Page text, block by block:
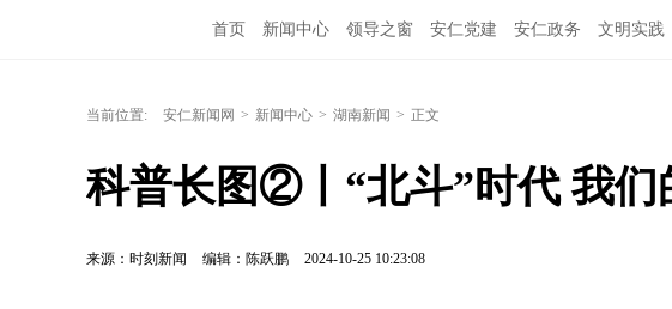
首页 新闻中心 领导之窗 安仁党建 安仁政务 文明实践
当前位置: 安仁新闻网 > 新闻中心 > 湖南新闻 > 正文
科普长图②丨“北斗”时代 我们
来源：时刻新闻 编辑：陈跃鹏 2024-10-25 10:23:08